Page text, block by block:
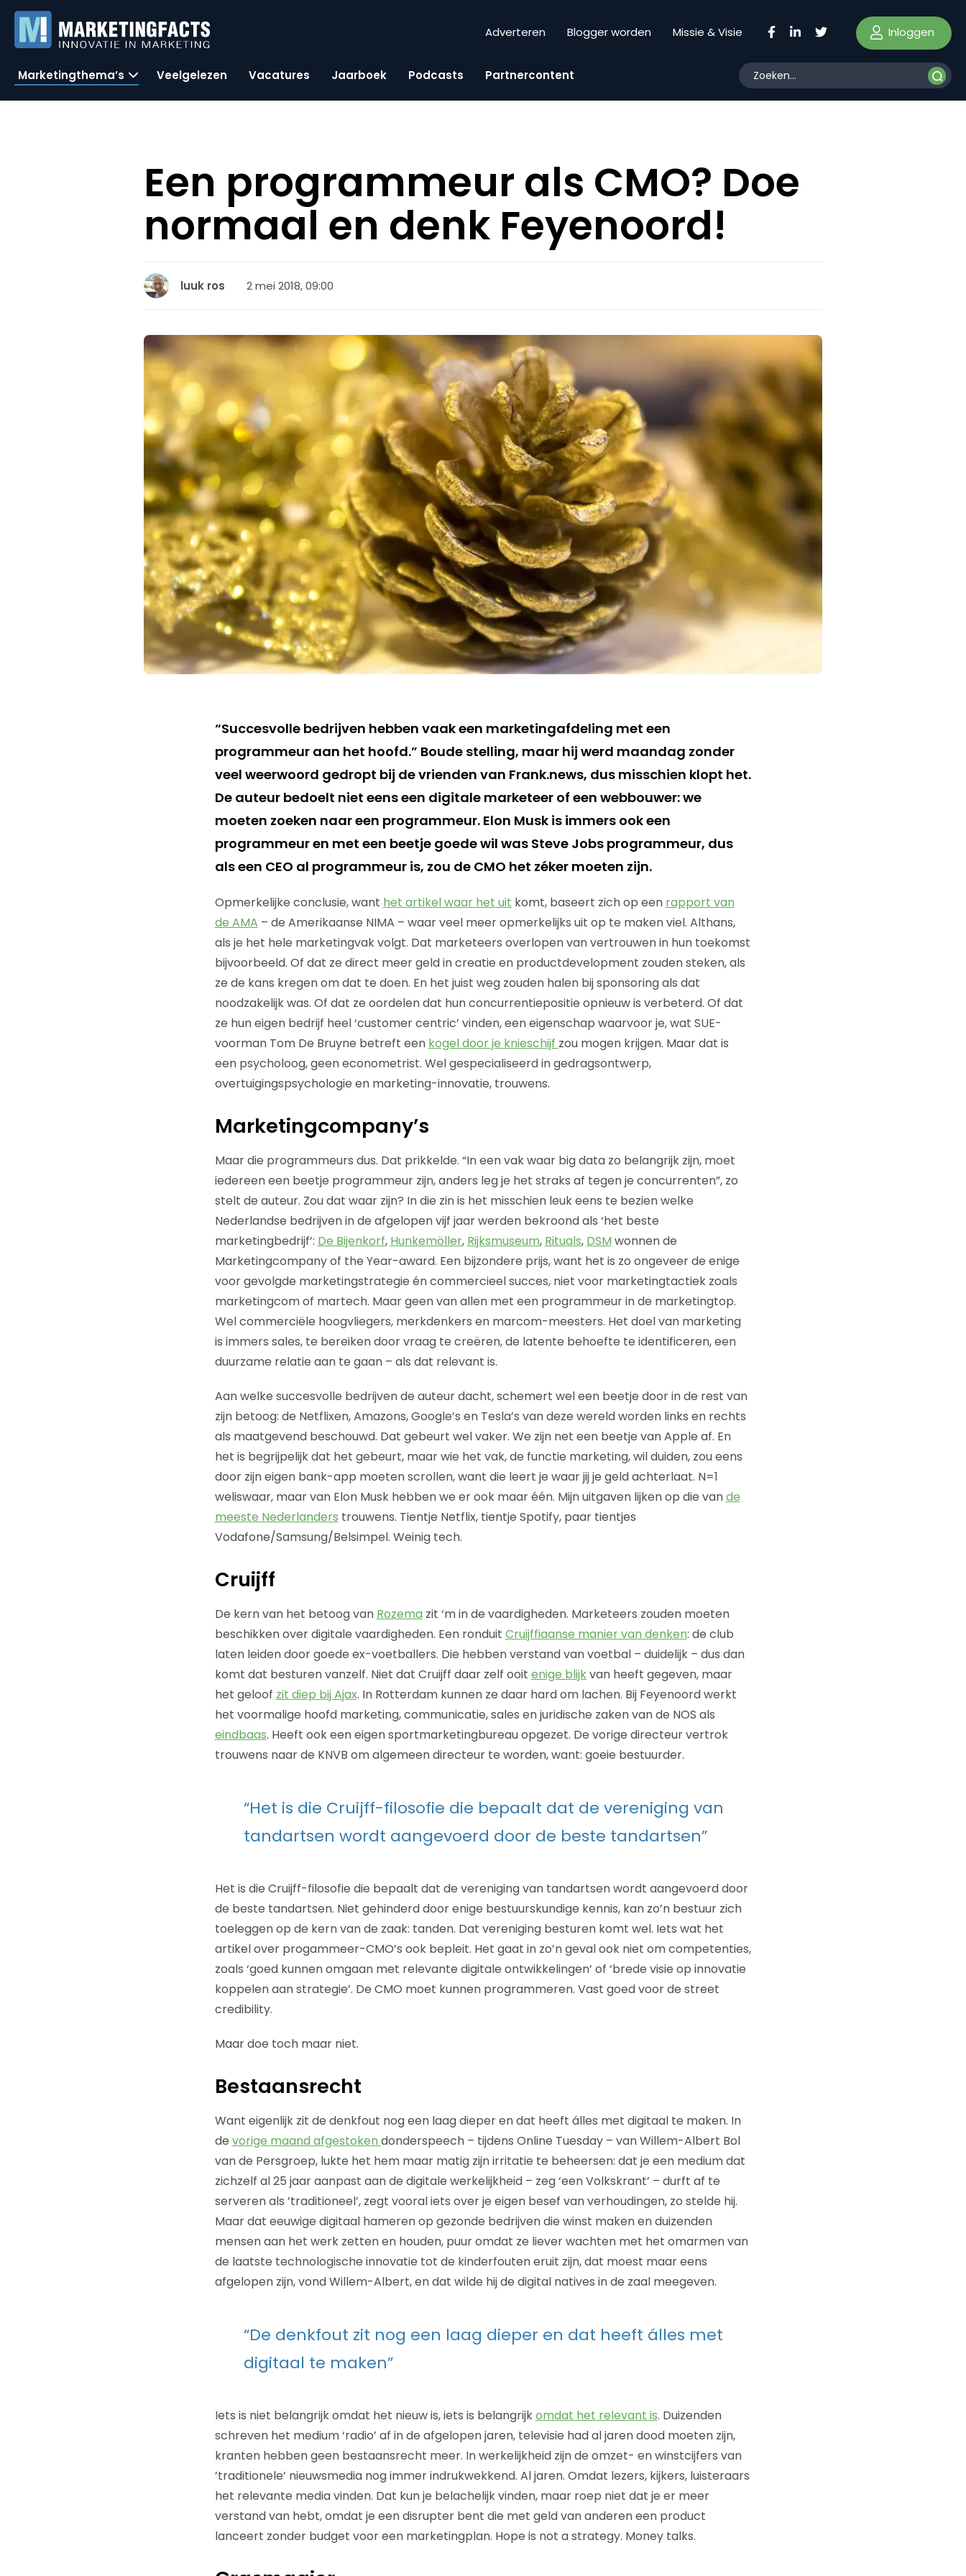
Adverteren Blogger worden Missie & Visie Inloggen
Marketingthema’s Veelgelezen Vacatures Jaarboek Podcasts Partnercontent
Een programmeur als CMO? Doe
normaal en denk Feyenoord!
luuk ros 2 mei 2018, 09:00
“Succesvolle bedrijven hebben vaak een marketingafdeling met een
programmeur aan het hoofd.” Boude stelling, maar hij werd maandag zonder
veel weerwoord gedropt bij de vrienden van Frank.news, dus misschien klopt het.
De auteur bedoelt niet eens een digitale marketeer of een webbouwer: we
moeten zoeken naar een programmeur. Elon Musk is immers ook een
programmeur en met een beetje goede wil was Steve Jobs programmeur, dus
als een CEO al programmeur is, zou de CMO het zéker moeten zijn.
Opmerkelijke conclusie, want het artikel waar het uit komt, baseert zich op een rapport van
de AMA – de Amerikaanse NIMA – waar veel meer opmerkelijks uit op te maken viel. Althans,
als je het hele marketingvak volgt. Dat marketeers overlopen van vertrouwen in hun toekomst
bijvoorbeeld. Of dat ze direct meer geld in creatie en productdevelopment zouden steken, als
ze de kans kregen om dat te doen. En het juist weg zouden halen bij sponsoring als dat
noodzakelijk was. Of dat ze oordelen dat hun concurrentiepositie opnieuw is verbeterd. Of dat
ze hun eigen bedrijf heel ‘customer centric’ vinden, een eigenschap waarvoor je, wat SUE-
voorman Tom De Bruyne betreft een kogel door je knieschijf zou mogen krijgen. Maar dat is
een psycholoog, geen econometrist. Wel gespecialiseerd in gedragsontwerp,
overtuigingspsychologie en marketing-innovatie, trouwens.
Marketingcompany’s
Maar die programmeurs dus. Dat prikkelde. “In een vak waar big data zo belangrijk zijn, moet
iedereen een beetje programmeur zijn, anders leg je het straks af tegen je concurrenten”, zo
stelt de auteur. Zou dat waar zijn? In die zin is het misschien leuk eens te bezien welke
Nederlandse bedrijven in de afgelopen vijf jaar werden bekroond als ‘het beste
marketingbedrijf’: De Bijenkorf, Hunkemöller, Rijksmuseum, Rituals, DSM wonnen de
Marketingcompany of the Year-award. Een bijzondere prijs, want het is zo ongeveer de enige
voor gevolgde marketingstrategie én commercieel succes, niet voor marketingtactiek zoals
marketingcom of martech. Maar geen van allen met een programmeur in de marketingtop.
Wel commerciële hoogvliegers, merkdenkers en marcom-meesters. Het doel van marketing
is immers sales, te bereiken door vraag te creëren, de latente behoefte te identificeren, een
duurzame relatie aan te gaan – als dat relevant is.
Aan welke succesvolle bedrijven de auteur dacht, schemert wel een beetje door in de rest van
zijn betoog: de Netflixen, Amazons, Google’s en Tesla’s van deze wereld worden links en rechts
als maatgevend beschouwd. Dat gebeurt wel vaker. We zijn net een beetje van Apple af. En
het is begrijpelijk dat het gebeurt, maar wie het vak, de functie marketing, wil duiden, zou eens
door zijn eigen bank-app moeten scrollen, want die leert je waar jij je geld achterlaat. N=1
weliswaar, maar van Elon Musk hebben we er ook maar één. Mijn uitgaven lijken op die vande
meeste Nederlanders trouwens. Tientje Netflix, tientje Spotify, paar tientjes
Vodafone/Samsung/Belsimpel. Weinig tech.
Cruijff
De kern van het betoog van Rozema zit ‘m in de vaardigheden. Marketeers zouden moeten
beschikken over digitale vaardigheden. Een ronduit Cruijffiaanse manier van denken: de club
laten leiden door goede ex-voetballers. Die hebben verstand van voetbal – duidelijk – dus dan
komt dat besturen vanzelf. Niet dat Cruijff daar zelf ooit enige blijkvan heeft gegeven, maar
het geloof zit diep bij Ajax. In Rotterdam kunnen ze daar hard om lachen. Bij Feyenoord werkt
het voormalige hoofd marketing, communicatie, sales en juridische zaken van de NOS als
eindbaas. Heeft ook een eigen sportmarketingbureau opgezet. De vorige directeur vertrok
trouwens naar de KNVB om algemeen directeur te worden, want: goeie bestuurder.
“Het is die Cruijff-filosofie die bepaalt dat de vereniging van
tandartsen wordt aangevoerd door de beste tandartsen”
Het is die Cruijff-filosofie die bepaalt dat de vereniging van tandartsen wordt aangevoerd door
de beste tandartsen. Niet gehinderd door enige bestuurskundige kennis, kan zo’n bestuur zich
toeleggen op de kern van de zaak: tanden. Dat vereniging besturen komt wel. Iets wat het
artikel over progammeer-CMO’s ook bepleit. Het gaat in zo’n geval ook niet om competenties,
zoals ‘goed kunnen omgaan met relevante digitale ontwikkelingen’ of ‘brede visie op innovatie
koppelen aan strategie’. De CMO moet kunnen programmeren. Vast goed voor de street
credibility.
Maar doe toch maar niet.
Bestaansrecht
Want eigenlijk zit de denkfout nog een laag dieper en dat heeft álles met digitaal te maken. In
de vorige maand afgestoken donderspeech – tijdens Online Tuesday – van Willem-Albert Bol
van de Persgroep, lukte het hem maar matig zijn irritatie te beheersen: dat je een medium dat
zichzelf al 25 jaar aanpast aan de digitale werkelijkheid – zeg ‘een Volkskrant’ – durft af te
serveren als ’traditioneel’, zegt vooral iets over je eigen besef van verhoudingen, zo stelde hij.
Maar dat eeuwige digitaal hameren op gezonde bedrijven die winst maken en duizenden
mensen aan het werk zetten en houden, puur omdat ze liever wachten met het omarmen van
de laatste technologische innovatie tot de kinderfouten eruit zijn, dat moest maar eens
afgelopen zijn, vond Willem-Albert, en dat wilde hij de digital natives in de zaal meegeven.
“De denkfout zit nog een laag dieper en dat heeft álles met
digitaal te maken”
Iets is niet belangrijk omdat het nieuw is, iets is belangrijkomdat het relevant is. Duizenden
schreven het medium ‘radio’ af in de afgelopen jaren, televisie had al jaren dood moeten zijn,
kranten hebben geen bestaansrecht meer. In werkelijkheid zijn de omzet- en winstcijfers van
’traditionele’ nieuwsmedia nog immer indrukwekkend. Al jaren. Omdat lezers, kijkers, luisteraars
het relevante media vinden. Dat kun je belachelijk vinden, maar roep niet dat je er meer
verstand van hebt, omdat je een disrupter bent die met geld van anderen een product
lanceert zonder budget voor een marketingplan. Hope is not a strategy. Money talks.